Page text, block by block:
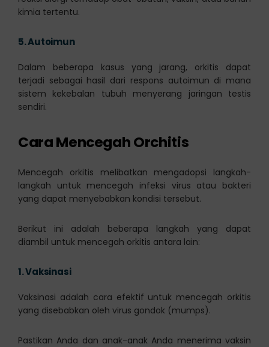
kimia tertentu.
5.Autoimun
Dalam beberapa kasus yang jarang, orkitis dapat
terjadi sebagai hasil dari respons autoimun di mana
sistem kekebalan tubuh menyerang jaringan testis
sendiri.
Cara Mencegah Orchitis
Mencegah orkitis melibatkan mengadopsi langkah-
langkah untuk mencegah infeksi virus atau bakteri
yang dapat menyebabkan kondisi tersebut.
Berikut ini adalah beberapa langkah yang dapat
diambil untuk mencegah orkitis antara lain:
1.Vaksinasi
Vaksinasi adalah cara efektif untuk mencegah orkitis
yang disebabkan oleh virus gondok (mumps).
Pastikan Anda dan anak-anak Anda menerima vaksin